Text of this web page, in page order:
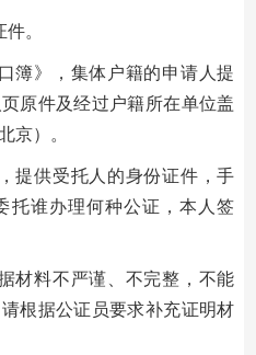
。
簿》，集体户籍的申请人提
原件及经过户籍所在单位盖
京）。
提供受托人的身份证件，手
托谁办理何种公证，本人签
材料不严谨、不完整，不能
根据公证员要求补充证明材